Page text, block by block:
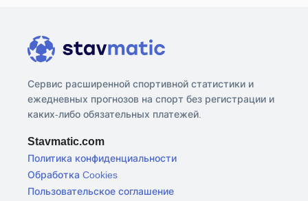
Сервис расширенной спортивной статистики и
ежедневных прогнозов на спорт без регистрации и
каких-либо обязательных платежей.
Stavmatic.com
Политика конфиденциальности
Обработка Cookies
Пользовательское соглашение